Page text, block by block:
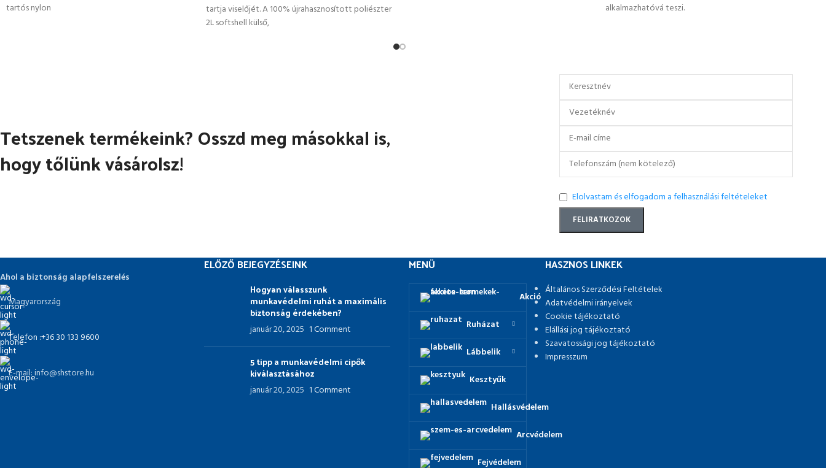
tartós nylon
tartja viselőjét. A 100% újrahasznosított poliészter
2L softshell külső,
alkalmazhatóvá teszi.
Tetszenek termékeink? Osszd meg másokkal is,
hogy tőlünk vásárolsz!
Elolvastam és elfogadom a felhasználási feltételeket
Ahol a biztonság alapfelszerelés
Magyarország
Telefon :+36 30 133 9600
E-mail: info@shstore.hu
ELŐZŐ BEJEGYZÉSEINK
Hogyan válasszunk
munkavédelmi ruhát a maximális
biztonság érdekében?
január 20, 2025 1 Comment
5 tipp a munkavédelmi cipők
kiválasztásához
január 20, 2025 1 Comment
MENÜ
Akció
Ruházat
Lábbelik
Kesztyűk
Hallásvédelem
Arcvédelem
Fejvédelem
HASZNOS LINKEK
Általános Szerződési Feltételek
Adatvédelmi irányelvek
Cookie tájékoztató
Elállási jog tájékoztató
Szavatossági jog tájékoztató
Impresszum